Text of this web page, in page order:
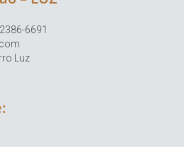
6691
Luz